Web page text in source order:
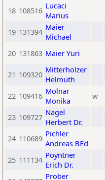
18 108516 Lucaci
Marius
19 131394 Maier
Michael
20 131863 Maier Yuri
21 109320 Mitterholzer
Helmuth
22 109416 Molnar
Monika
w
23 109727 Nagel
Herbert Dr.
24 110689 Pichler
Andreas BEd
25 111134 Poyntner
Erich Dr.
Prober